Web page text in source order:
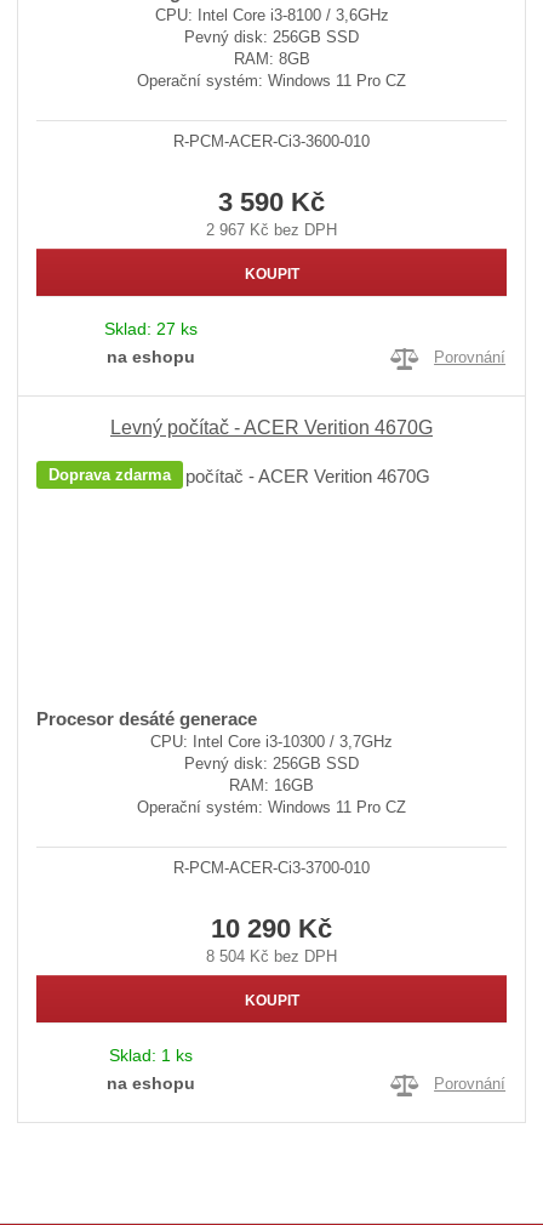
CPU: Intel Core i3-8100 / 3,6GHz
Pevný disk: 256GB SSD
RAM: 8GB
Operační systém: Windows 11 Pro CZ
R-PCM-ACER-Ci3-3600-010
3 590 Kč
2 967 Kč bez DPH
KOUPIT
Sklad: 27 ks
na eshopu
Porovnání
Levný počítač - ACER Verition 4670G
Doprava zdarma
Procesor desáté generace
CPU: Intel Core i3-10300 / 3,7GHz
Pevný disk: 256GB SSD
RAM: 16GB
Operační systém: Windows 11 Pro CZ
R-PCM-ACER-Ci3-3700-010
10 290 Kč
8 504 Kč bez DPH
KOUPIT
Sklad: 1 ks
na eshopu
Porovnání